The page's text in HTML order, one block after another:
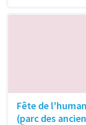
Fête de
(parc des